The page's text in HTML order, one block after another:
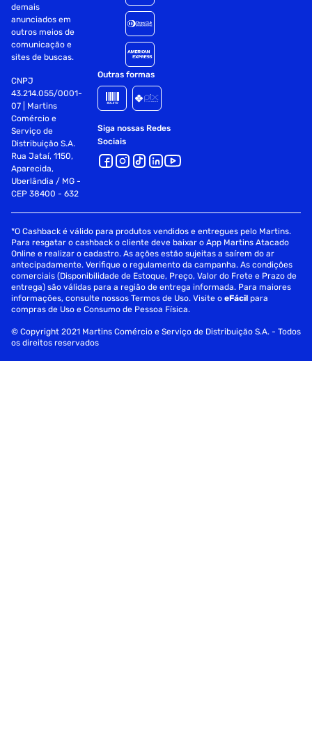
demais
anunciados em
outros meios de
comunicação e
sites de buscas.
CNPJ
43.214.055/0001-
07 | Martins
Comércio e
Serviço de
Distribuição S.A.
Rua Jataí, 1150,
Aparecida,
Uberlândia / MG -
CEP 38400 - 632
Outras formas
Siga nossas Redes
Sociais
*O Cashback é válido para produtos vendidos e entregues pelo Martins.
Para resgatar o cashback o cliente deve baixar o App Martins Atacado
Online e realizar o cadastro. As ações estão sujeitas a saírem do ar
antecipadamente. Verifique o regulamento da campanha. As condições
comerciais (Disponibilidade de Estoque, Preço, Valor do Frete e Prazo de
entrega) são válidas para a região de entrega informada. Para maiores
informações, consulte nossos Termos de Uso. Visite oeFácil para
compras de Uso e Consumo de Pessoa Física.
© Copyright 2021 Martins Comércio e Serviço de Distribuição S.A. - Todos
os direitos reservados